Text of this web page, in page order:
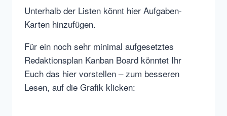
Unterhalb der Listen könnt hier Aufgaben-
Karten hinzufügen.
Für ein noch sehr minimal aufgesetztes
Redaktionsplan Kanban Board könntet Ihr
Euch das hier vorstellen – zum besseren
Lesen, auf die Grafik klicken: